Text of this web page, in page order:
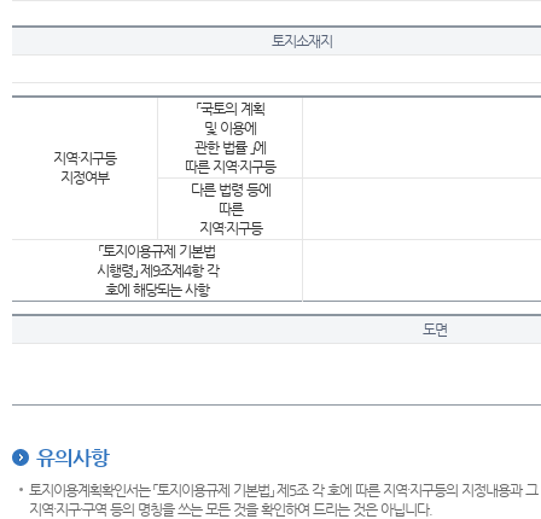
토지소재지
지역·지구등
지정여부
「국토의 계획
및 이용에
관한 법률 」에
따른 지역·지구등
다른 법령 등에
따른
지역·지구등
「토지이용규제 기본법
시행령」 제9조제4항 각
호에 해당되는 사항
도면
유의사항
토지이용계획확인서는 「토지이용규제 기본법」 제5조 각 호에 따른 지역·지구등의 지정내용
지역·지구·구역 등의 명칭을 쓰는 모든 것을 확인하여 드리는 것은 아닙니다.